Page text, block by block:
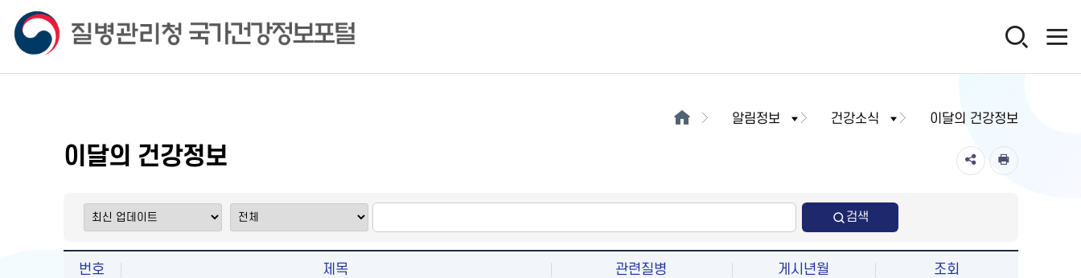
알림정보 건강소식 이달의 건강정보
이달의 건강정보
검색
번호 제목 관련질병 게시년월 조회